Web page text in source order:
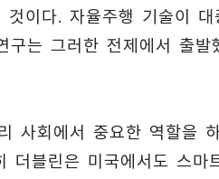
이다. 자율주행 기술이 대
구는 그러한 전제에서 출발
사회에서 중요한 역할을
더블린은 미국에서도 스마